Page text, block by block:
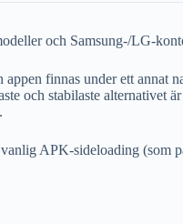
och Samsung-/LG-
appen finnas under ett annat
och stabilaste alternativet
.
APK-sideloading (som